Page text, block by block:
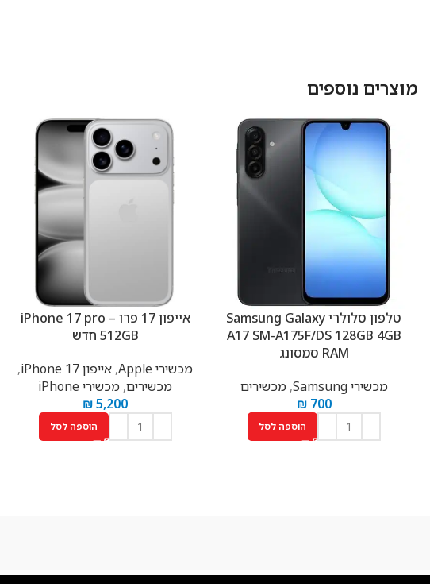
מוצרים נוספים
טלפון סלולרי Samsung Galaxy
A17 SM-A175F/DS 128GB 4GB
RAM סמסונג
מכשירי Samsung
,מכשירים
₪700
הוספה לסל
אייפון 17 פרו – iPhone 17 pro
512GB חדש
מכשירי Apple
, אייפון 17 iPhone
,
מכשירים, מכשירי iPhone
₪5,200
הוספה לסל